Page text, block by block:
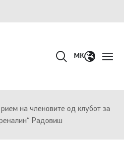
MK
на членовите од клубот за
Радовиш